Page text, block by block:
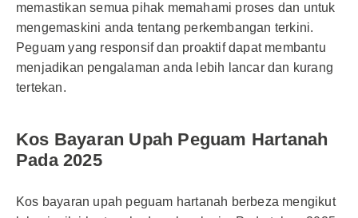
memastikan semua pihak memahami proses dan untuk
mengemaskini anda tentang perkembangan terkini.
Peguam yang responsif dan proaktif dapat membantu
menjadikan pengalaman anda lebih lancar dan kurang
tertekan.
Kos Bayaran Upah Peguam Hartanah
Pada 2025
Kos bayaran upah peguam hartanah berbeza mengikut